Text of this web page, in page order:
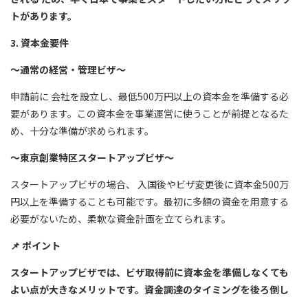
トがあります。
3. 資本金要件
～通常の経営・管理ビザ～
申請前に 会社を設立し、最低500万円以上の資本金を準備する必
要があります。この資本金を事業運営に使うことが前提となるた
め、十分な準備が求められます。
～東京創業特区スタートアップビザ～
スタートアップビザの場合、 入国後やビザ変更後に資本金500万
円以上を準備することも可能です。最初に多額の資金を用意する
必要がないため、柔軟な資金計画を立てられます。
📌 ポイント
スタートアップビザでは、ビザ取得前に資本金を準備しなくても
よい点が大きなメリットです。資金調達のタイミングを後ろ倒し